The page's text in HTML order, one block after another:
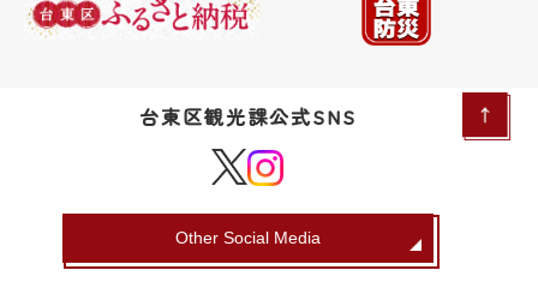
台東区観光課公式SNS
Other Social Media